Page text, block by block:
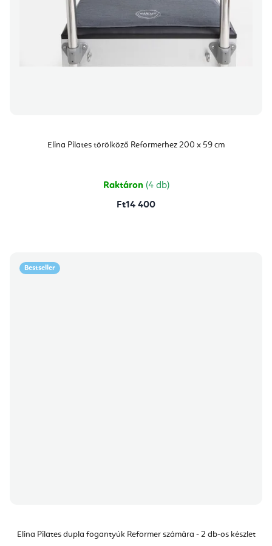
Elina Pilates törölköző Reformerhez 200 x 59 cm
Raktáron (4 db)
Ft14 400
Bestseller
Elina Pilates dupla fogantyúk Reformer számára - 2 db-os készlet